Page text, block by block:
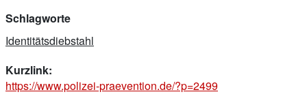
Schlagworte
Identitätsdiebstahl
Kurzlink:
https://www.polizei-praevention.de/?p=2499